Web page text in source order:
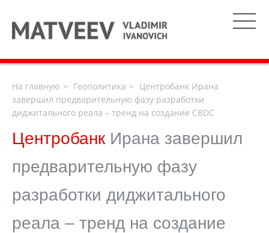
На главную Геополитика
Центробанк Ирана
завершил предварительную фазу разработки
диджитального реала – тренд на создание CBDC
Центробанк Ирана завершил
предварительную фазу
разработки диджитального
реала – тренд на создание